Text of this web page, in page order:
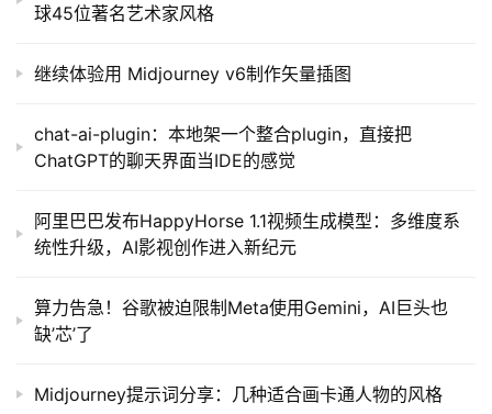
球45位著名艺术家风格
继续体验用 Midjourney v6制作矢量插图
chat-ai-plugin：本地架一个整合plugin，直接把
ChatGPT的聊天界面当IDE的感觉
阿里巴巴发布HappyHorse 1.1视频生成模型：多维度系
统性升级，AI影视创作进入新纪元
算力告急！谷歌被迫限制Meta使用Gemini，AI巨头也
缺’芯’了
Midjourney提示词分享：几种适合画卡通人物的风格